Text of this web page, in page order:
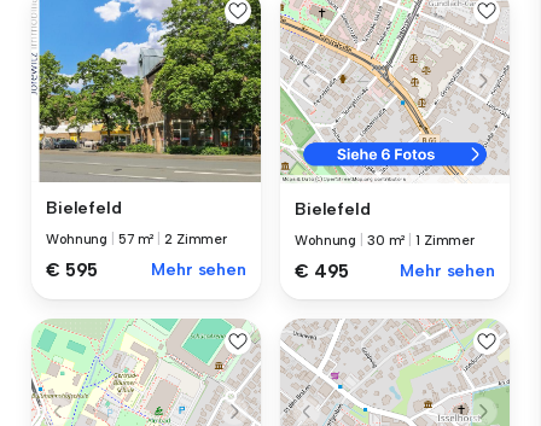
Bielefeld
Wohnung 57 m² |2 Zimmer
€ 595 Mehr sehen
Bielefeld
Wohnung 30 m² |1 Zimmer
€ 495 Mehr sehen